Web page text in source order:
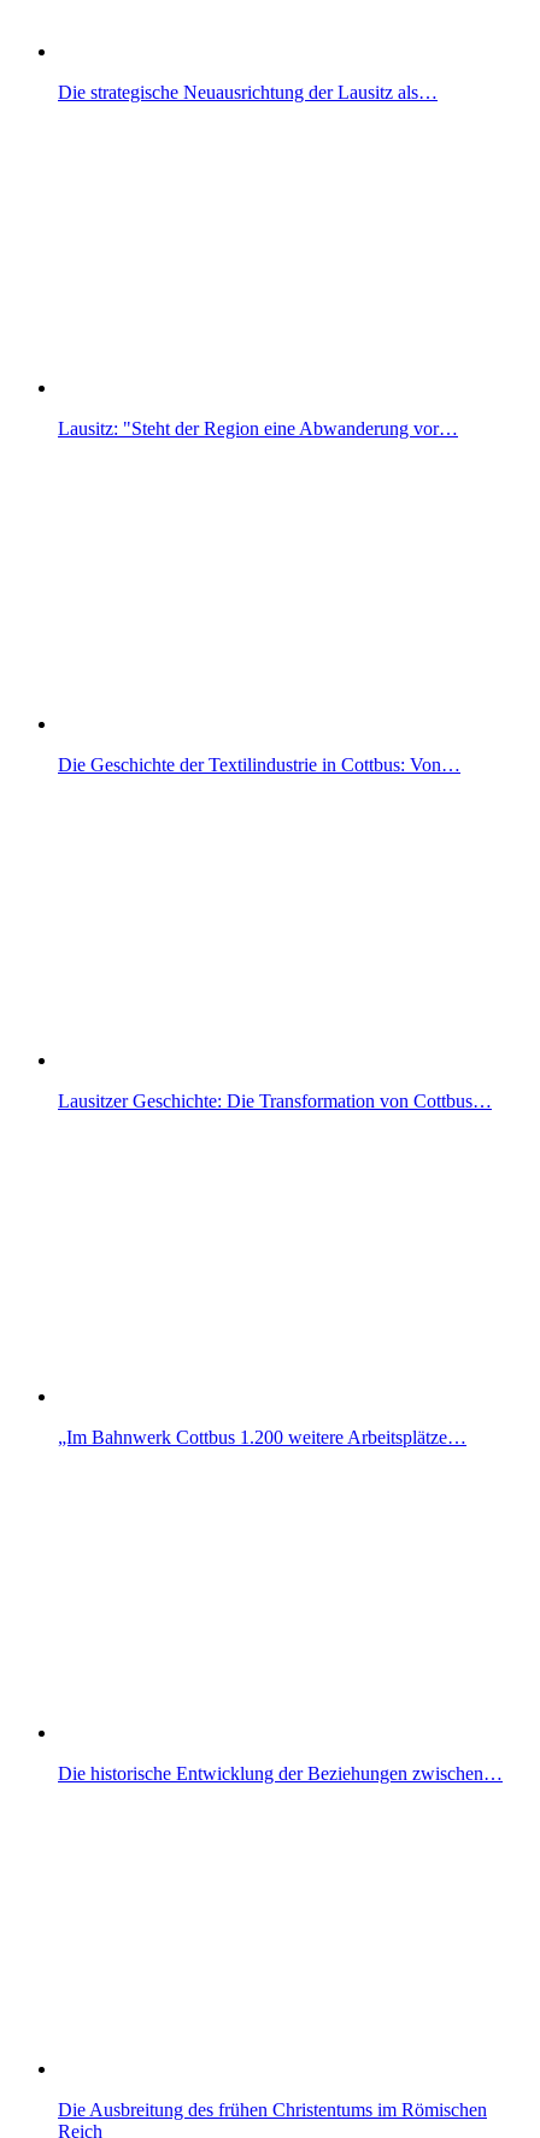
Die strategische Neuausrichtung der Lausitz als…
Lausitz: "Steht der Region eine Abwanderung vor…
Die Geschichte der Textilindustrie in Cottbus: Von…
Lausitzer Geschichte: Die Transformation von Cottbus…
„Im Bahnwerk Cottbus 1.200 weitere Arbeitsplätze…
Die historische Entwicklung der Beziehungen zwischen…
Die Ausbreitung des frühen Christentums im Römischen
Reich